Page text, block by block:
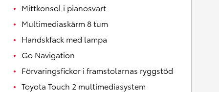
Mittkonsol i pianosvart
Multimediaskärm 8 tum
Handskfack med lampa
Go Navigation
Förvaringsfickor i framstolarnas ryggstöd
Toyota Touch 2 multimediasystem